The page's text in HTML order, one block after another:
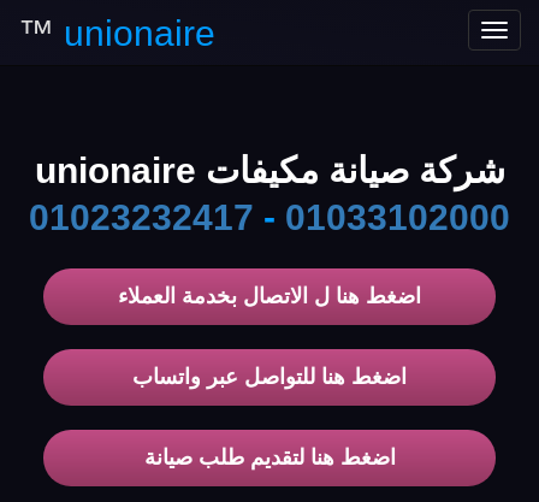
Toggle
unionaire
™
شركة صيانة مكيفات unionaire
01023232417 - 01033102000
اضغط هنا ل الاتصال بخدمة العملاء
اضغط هنا للتواصل عبر واتساب
اضغط هنا لتقديم طلب صيانة